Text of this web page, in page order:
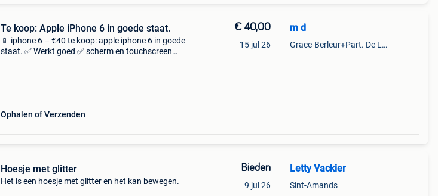
Te koop: Apple iPhone 6 in goede staat.
📱 iphone 6 – €40 te koop: apple iphone 6 in goede
staat. ✅ Werkt goed ✅ scherm en touchscreen
Ophalen of Verzenden
€ 40,00
15 jul 26
m d
Grace-Berleur+Part. De Loncin
Hoesje met glitter
Het is een hoesje met glitter en het kan bewegen.
Bieden
9 jul 26
Letty Vackier
Sint-Amands